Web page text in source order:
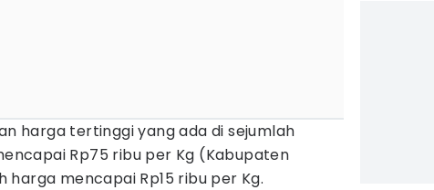
harga tertinggi yang ada di sejumlah
Rp75 ribu per Kg (Kabupaten
harga mencapai Rp15 ribu per Kg.